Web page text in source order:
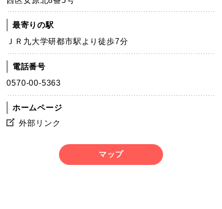
最寄りの駅
ＪＲ九大学研都市駅より徒歩7分
電話番号
0570-00-5363
ホームページ
外部リンク
マップ